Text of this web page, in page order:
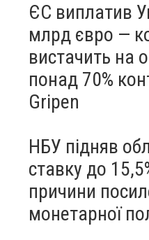
ЄС виплатив
млрд євро —
вистачить на
понад 70%
Gripen
НБУ підняв
ставку до
причини
монетарної